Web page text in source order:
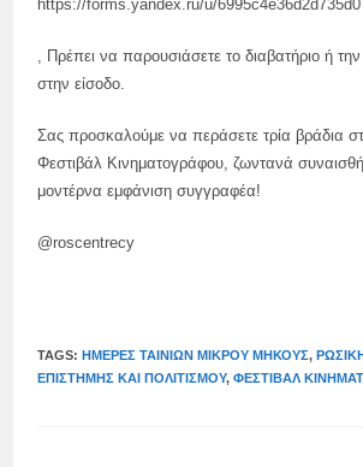
https://forms.yandex.ru/u/
, Πρέπει να παρουσιάσετε το διαβατήριο ή
στην είσοδο.
Σας προσκαλούμε να περάσετε τρία βράδια
Φεστιβάλ Κινηματογράφου, ζωντανά
μοντέρνα εμφάνιση συγγραφέα!
@roscentrecy
TAGS:ΗΜΈΡΕΣ ΤΑΙΝΙΏΝ ΜΙΚΡΟΎ ΜΉΚΟΥΣ,
ΕΠΙΣΤΉΜΗΣ ΚΑΙ ΠΟΛΙΤΙΣΜΟΎ, ΦΕΣΤΙΒΆΛ